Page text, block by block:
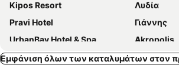
Kipos Resort
Λυδία
Pravi Hotel
Γιάννης
UrbanBay Hotel & Spa
Akropolis
Hotel Europa
Oceanis
Εμφάνιση όλων των καταλυμάτων στον